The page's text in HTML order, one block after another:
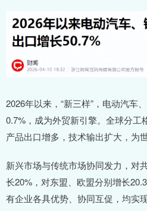
2026年以来，“新三样”，电动汽车
0.7%，成为外贸新引擎。全球分工
产品出口增多，技术输出扩大，为
新兴市场与传统市场协同发力，对
长20%，对东盟、欧盟分别增长
有企业各具优势、协同互促，均实